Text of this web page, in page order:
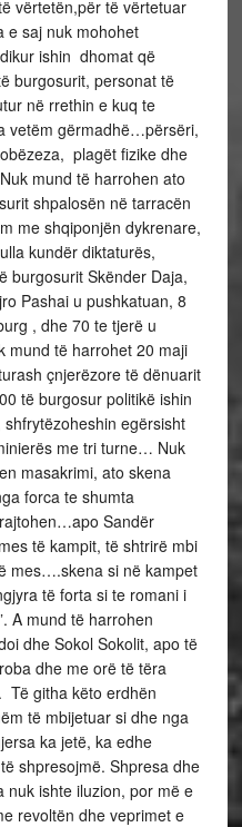
vërtetën,për të vërtetuar
e saj nuk mohohet
ishin dhomat që
burgosurit, personat të
në rrethin e kuq te
vetëm gërmadhë…përsëri,
plagët fizike dhe
mund të harrohen ato
shpalosën në tarracën
me shqiponjën dykrenare,
kundër diktaturës,
burgosurit Skënder Daja,
Pashai u pushkatuan, 8
, dhe 70 te tjerë u
mund të harrohet 20 maji
çnjerëzore të dënuarit
të burgosur politikë ishin
egërsisht
me tri turne… Nuk
masakrimi, ato skena
forca te shumta
Sandër
të kampit, të shtrirë mbi
mes….skena si në kampet
të forta si te romani i
A mund të harrohen
dhe Sokol Sokolit, apo të
dhe me orë të tëra
githa këto erdhën
të mbijetuar si dhe nga
ka jetë, ka edhe
shpresojmë. Shpresa dhe
nuk ishte iluzion, por më e
revoltën dhe veprimet e